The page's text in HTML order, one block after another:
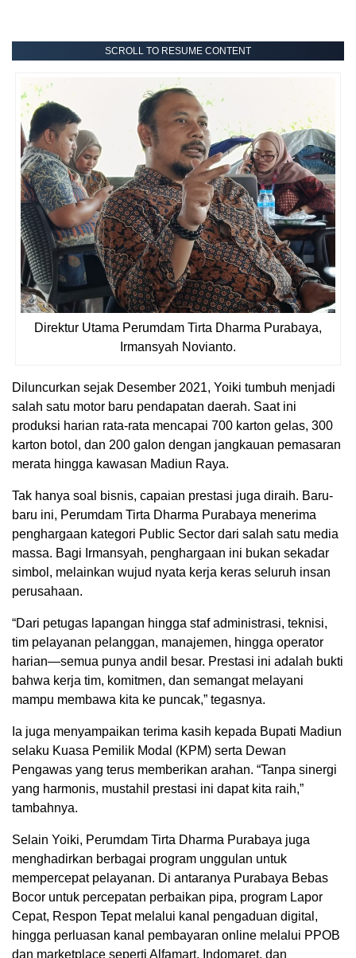
SCROLL TO RESUME CONTENT
Direktur Utama Perumdam Tirta Dharma Purabaya,
Irmansyah Novianto.
Diluncurkan sejak Desember 2021, Yoiki tumbuh menjadi
salah satu motor baru pendapatan daerah. Saat ini
produksi harian rata-rata mencapai 700 karton gelas, 300
karton botol, dan 200 galon dengan jangkauan pemasaran
merata hingga kawasan Madiun Raya.
Tak hanya soal bisnis, capaian prestasi juga diraih. Baru-
baru ini, Perumdam Tirta Dharma Purabaya menerima
penghargaan kategori Public Sector dari salah satu media
massa. Bagi Irmansyah, penghargaan ini bukan sekadar
simbol, melainkan wujud nyata kerja keras seluruh insan
perusahaan.
“Dari petugas lapangan hingga staf administrasi, teknisi,
tim pelayanan pelanggan, manajemen, hingga operator
harian—semua punya andil besar. Prestasi ini adalah bukti
bahwa kerja tim, komitmen, dan semangat melayani
mampu membawa kita ke puncak,” tegasnya.
Ia juga menyampaikan terima kasih kepada Bupati Madiun
selaku Kuasa Pemilik Modal (KPM) serta Dewan
Pengawas yang terus memberikan arahan. “Tanpa sinergi
yang harmonis, mustahil prestasi ini dapat kita raih,”
tambahnya.
Selain Yoiki, Perumdam Tirta Dharma Purabaya juga
menghadirkan berbagai program unggulan untuk
mempercepat pelayanan. Di antaranya Purabaya Bebas
Bocor untuk percepatan perbaikan pipa, program Lapor
Cepat, Respon Tepat melalui kanal pengaduan digital,
hingga perluasan kanal pembayaran online melalui PPOB
dan marketplace seperti Alfamart, Indomaret, dan